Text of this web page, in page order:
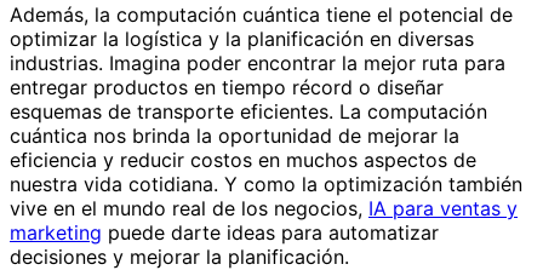
Además, la computación cuántica tiene el potencial de
optimizar la logística y la planificación en diversas
industrias. Imagina poder encontrar la mejor ruta para
entregar productos en tiempo récord o diseñar
esquemas de transporte eficientes. La computación
cuántica nos brinda la oportunidad de mejorar la
eficiencia y reducir costos en muchos aspectos de
nuestra vida cotidiana. Y como la optimización también
vive en el mundo real de los negocios, IA para ventas y
marketing puede darte ideas para automatizar
decisiones y mejorar la planificación.